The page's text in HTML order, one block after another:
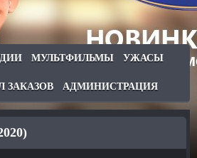
МУЛЬТФИЛЬМЫ УЖАСЫ
ЗАКАЗОВ АДМИНИСТРАЦИЯ